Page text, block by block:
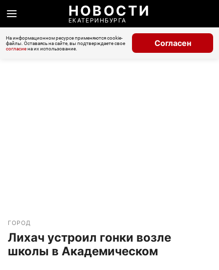
НОВОСТИ
ЕКАТЕРИНБУРГА
На информационном ресурсе применяются cookie-
файлы. Оставаясь на сайте, вы подтверждаете свое
согласиена их использование.
Согласен
ГОРОД
Лихач устроил гонки возле
школы в Академическом